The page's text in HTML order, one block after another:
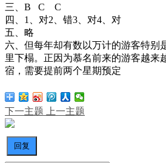
三、B C C
四、1、对2、错3、对4、对
五、略
六、但每年却有数以万计的游客特别
里下榻。正因为慕名前来的游客越来
宿，需要提前两个星期预定
下一主题 上一主题